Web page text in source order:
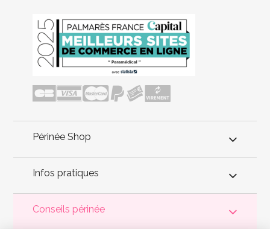
Périnée Shop
Infos pratiques
Conseils périnée